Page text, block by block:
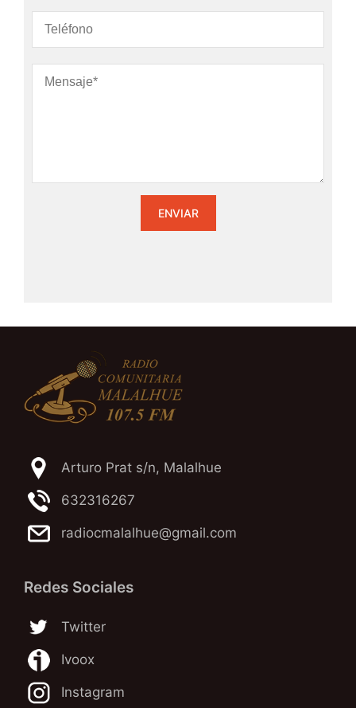
Arturo Prat s/n, Malalhue
632316267
radiocmalalhue@gmail.com
Redes Sociales
Twitter
Ivoox
Instagram